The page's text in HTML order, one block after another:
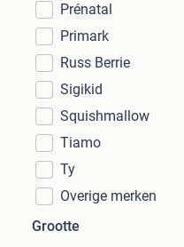
Prénatal
Primark
Russ Berrie
Sigikid
Squishmallow
Tiamo
Ty
Overige merken
Grootte